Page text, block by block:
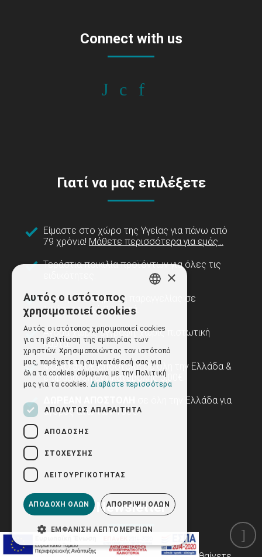
Connect with us
Γιατί να μας επιλέξετε
Είμαστε στο χώρο της Υγείας για πάνω από
79 χρόνια! Μάθετε περισσότερα για εμάς...
Τεράστια ποικιλία προϊόντων για όλες τις
Άμεση ολοκλήρωση παραγγελίας σε
λιγότερο από 2 λεπτά.
Αγορά χωρίς εγγραφή, χωρίς πιστωτική
κάρτα.
ΜΟΝΟ 3,80€ αποστολή σε όλη την Ελλάδα &
επιβάρυνση αντικαταβολής 3,00€.
σε όλη την Ελλάδα για
αγορές άνω των 100€.
Newsletter
×
Αυτός ο ιστότοπος
χρησιμοποιεί cookies
Αυτός ο ιστότοπος χρησιμοποιεί cookies
για τη βελτίωση της εμπειρίας των
χρηστών. Χρησιμοποιώντας τον ιστότοπό
μας, παρέχετε τη συγκατάθεσή σας για
όλα τα cookies σύμφωνα με την Πολιτική
μας για τα cookies. Διαβάστε περισσότερα
ΑΠΟΛΎΤΩΣ ΑΠΑΡΑΊΤΗΤΑ
ΑΠΌΔΟΣΗΣ
ΣΤΌΧΕΥΣΗΣ
ΛΕΙΤΟΥΡΓΙΚΌΤΗΤΑΣ
ΑΠΟΔΟΧΉ ΌΛΩΝ ΑΠΌΡΡΙΨΗ ΌΛΩΝ
ΕΜΦΆΝΙΣΗ ΛΕΠΤΟΜΕΡΕΙΏΝ